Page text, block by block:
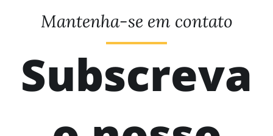
Mantenha-se em contato
Subscreva